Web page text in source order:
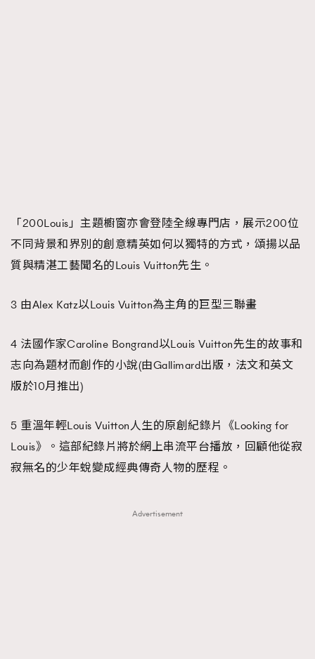
「200Louis」主題櫥窗亦會登陸全線專門店，展示200位
不同背景和界別的創意精英如何以獨特的方式，頌揚以品
質與精湛工藝聞名的Louis Vuitton先生。
3 由Alex Katz以Louis Vuitton為主角的巨型三聯畫
4 法國作家Caroline Bongrand以Louis Vuitton先生的故事和
志向為題材而創作的小說(由Gallimard出版，法文和英文
版於10月推出)
5 重溫年輕Louis Vuitton人生的原創紀錄片《Looking for
Louis》。這部紀錄片將於網上串流平台播放，回顧他從寂
寂無名的少年蛻變成經典傳奇人物的歷程。
Advertisement